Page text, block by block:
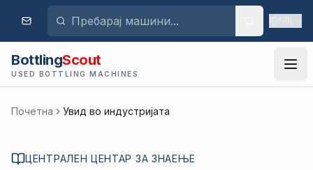
BottlingScout
USED BOTTLING MACHINES
Почетна Увид во индустријата
ЦЕНТРАЛЕН ЦЕНТАР ЗА ЗНАЕЊЕ